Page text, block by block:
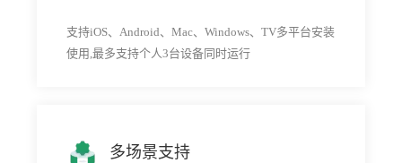
支持iOS、Android、Mac、Windows、TV多平台安装
使用,最多支持个人3台设备同时运行
多场景支持